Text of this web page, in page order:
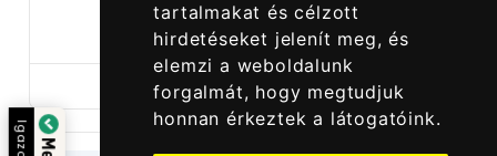
tartalmakat és célzott
hirdetéseket jelenít meg, és
elemzi a weboldalunk
forgalmát, hogy megtudjuk
honnan érkeztek a látogatóink.
3 990,00 Ft 1 990,00 Ft